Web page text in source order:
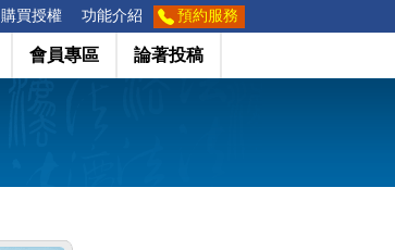
購買授權 功能介紹 預約服務
會員專區 論著投稿